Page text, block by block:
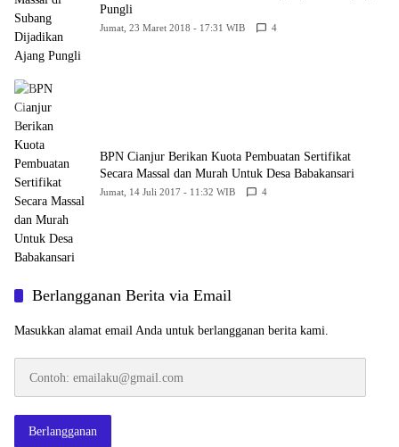
Pungli
Jumat, 23 Maret 2018 - 17:31 WIB 4
BPN Cianjur Berikan Kuota Pembuatan Sertifikat
Secara Massal dan Murah Untuk Desa Babakansari
Jumat, 14 Juli 2017 - 11:32 WIB 4
Berlangganan Berita via Email
Masukkan alamat email Anda untuk berlangganan berita kami.
emailaku@gmail.com
Berlangganan